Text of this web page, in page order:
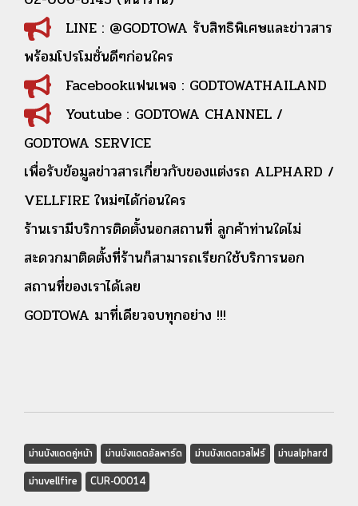
LINE : @GODTOWA รับสิทธิพิเศษและข่าวสาร
พร้อมโปรโมชั่นดีๆก่อนใคร
Facebookแฟนเพจ : GODTOWATHAILAND
Youtube : GODTOWA CHANNEL /
GODTOWA SERVICE
เพื่อรับข้อมูลข่าวสารเกี่ยวกับของแต่งรถ ALPHARD /
VELLFIRE ใหม่ๆได้ก่อนใคร
ร้านเรามีบริการติดตั้งนอกสถานที่ ลูกค้าท่านใดไม่
สะดวกมาติดตั้งที่ร้านก็สามารถเรียกใช้บริการนอก
สถานที่ของเราได้เลย
GODTOWA มาที่เดียวจบทุกอย่าง !!!
ม่านบังแดดคู่หน้า ม่านบังแดดอัลพาร์ด ม่านบังแดดเวลไฟร์
ม่านalphard
ม่านvellfire
CUR-00014